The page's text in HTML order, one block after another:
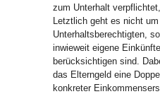
zum Unterhalt
Letztlich geht es nicht
Unterhaltsberechtigten,
inwieweit eigene
berücksichtigen sind.
das Elterngeld eine
konkreter